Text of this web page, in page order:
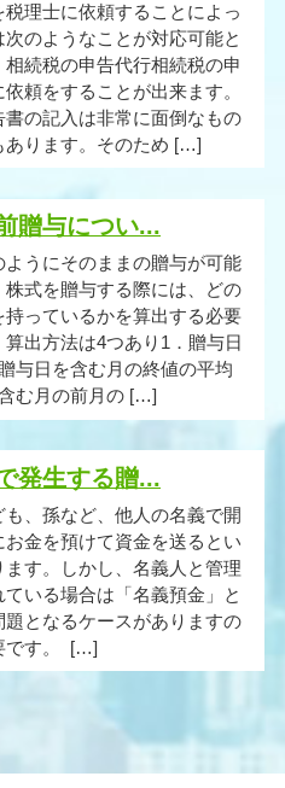
理士に依頼することによっ
のようなことが対応可能と
相続税の申告代行相続税の申
頼をすることが出来ます。
書の記入は非常に面倒なもの
あります。そのため […]
贈与につい...
ようにそのままの贈与が可能
株式を贈与する際には、どの
持っているかを算出する必要
算出方法は4つあり1．贈与日
与日を含む月の終値の平均
む月の前月の […]
発生する贈...
も、孫など、他人の名義で開
お金を預けて資金を送るとい
ます。しかし、名義人と管理
いる場合は「名義預金」と
題となるケースがありますの
です。 […]